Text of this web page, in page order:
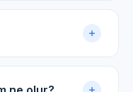
sahip tüm tıp
yürütülür. Canlı
ders notlarıyla